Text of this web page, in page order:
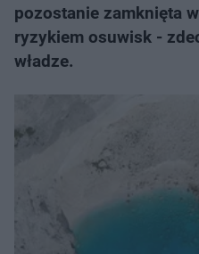
pozostanie zamknięta
ryzykiem osuwisk -
władze.